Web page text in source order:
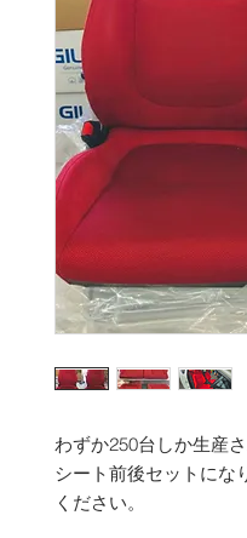
わずか250台しか生産
シート前後セットにな
ください。